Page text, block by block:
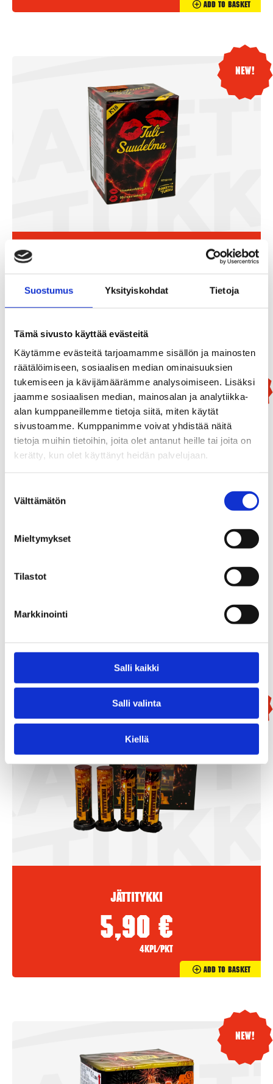
Suostumus Yksityiskohdat Tietoja
Tämä sivusto käyttää evästeitä
Käytämme evästeitä tarjoamamme sisällön ja mainosten
räätälöimiseen, sosiaalisen median ominaisuuksien
tukemiseen ja kävijämäärämme analysoimiseen. Lisäksi
jaamme sosiaalisen median, mainosalan ja analytiikka-
alan kumppaneillemme tietoja siitä, miten käytät
sivustoamme. Kumppanimme voivat yhdistää näitä
tietoja muihin tietoihin, joita olet antanut heille tai joita on
kerätty, kun olet käyttänyt heidän palvelujaan.
valinta
Välttämätön
Mieltymykset
Tilastot
Markkinointi
Salli kaikki
Salli valinta
Kiellä
Add To Basket
New!
13,90€
New!
Jättitykki
5,90 €
4kpl/pkt
Add To Basket
New!